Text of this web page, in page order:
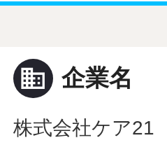
business 企業名
株式会社ケア21